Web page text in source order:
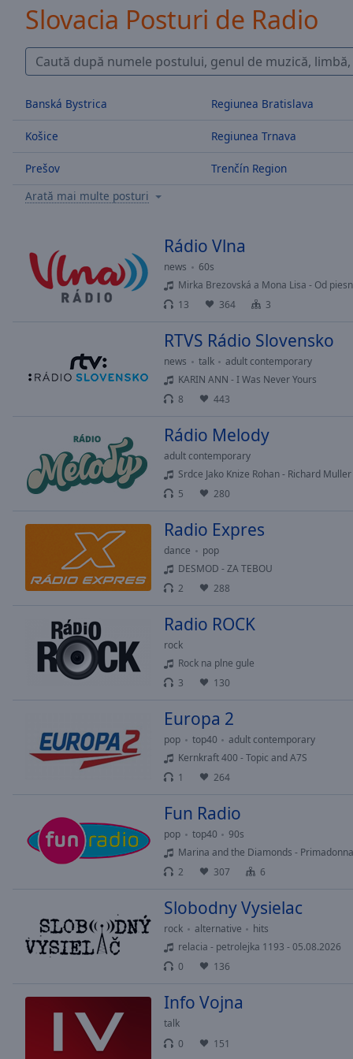
Duration-:-
TypeLIVE
Seek to
live,
behind
Remaining
Playback
Chapters
selected
Subtitles
settings,
subtitles
settings
selected
Picture
Fullscreen
modal
window.
window.
Escape
Slovacia Posturi de Radio
Banská Bystrica
Košice
Prešov
Regiunea Bratislava
Regiunea Trnava
Trenčín Region
Arată mai multe posturi
Rádio Vlna
news
60s
Mirka Brezovská a Mona Lisa - Od
13
364 3
RTVS Rádio Slovensko
news talk
adult contemporary
KARIN ANN - I Was Never Yours
8
443
Rádio Melody
adult contemporary
Srdce Jako Knize Rohan - Richard Muller
5
280
Radio Expres
dance
pop
DESMOD - ZA TEBOU
2
288
Radio ROCK
rock
Rock na plne gule
3
130
Europa 2
pop top40
adult contemporary
Kernkraft 400 - Topic and A7S
1
264
Fun Radio
pop top40
90s
Marina and the Diamonds - Primadonna
2
307 6
Slobodny Vysielac
rock alternative
hits
relacia - petrolejka 1193 - 05.08.2026
0
136
Info Vojna
talk
0
151